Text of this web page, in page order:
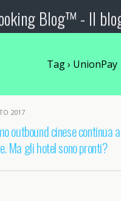
Tag › UnionPay
2017
outbound cinese continua a
Ma gli hotel sono pronti?